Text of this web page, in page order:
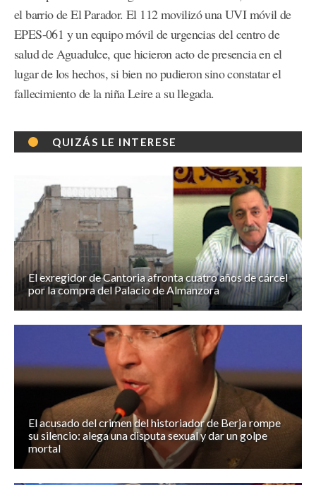
el barrio de El Parador. El 112 movilizó una UVI móvil de
EPES-061 y un equipo móvil de urgencias del centro de
salud de Aguadulce, que hicieron acto de presencia en el
lugar de los hechos, si bien no pudieron sino constatar el
fallecimiento de la niña Leire a su llegada.
QUIZÁS LE INTERESE
El exregidor de Cantoria afronta cuatro años de cárcel
por la compra del Palacio de Almanzora
El acusado del crimen del historiador de Berja rompe
su silencio: alega una disputa sexual y dar un golpe
mortal